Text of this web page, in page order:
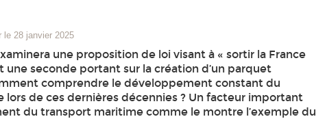
le 28 janvier 2025
une proposition de loi visant à « sortir la France
seconde portant sur la création d’un parquet
comprendre le développement constant du
lors de ces dernières décennies ? Un facteur important
du transport maritime comme le montre l’exemple du